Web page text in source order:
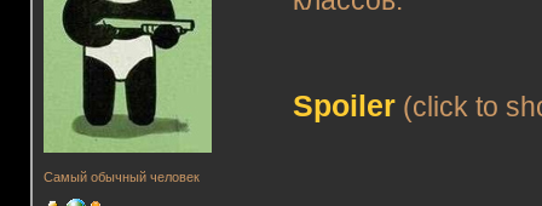
Самый обычный человек
Spoiler (click to